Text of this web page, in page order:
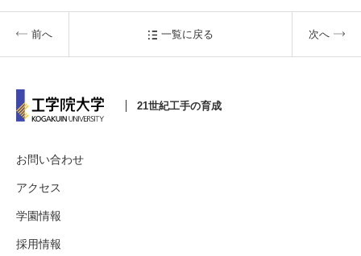
前へ 一覧に戻る 次へ
21世紀工手の育成
お問い合わせ
アクセス
学園情報
採用情報